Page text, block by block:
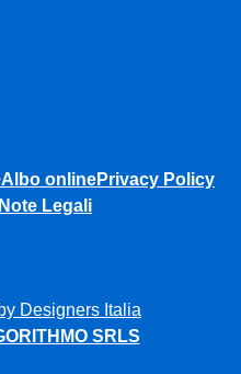
Albo onlinePrivacy Policy
Note Legali
Designers Italia
SRLS